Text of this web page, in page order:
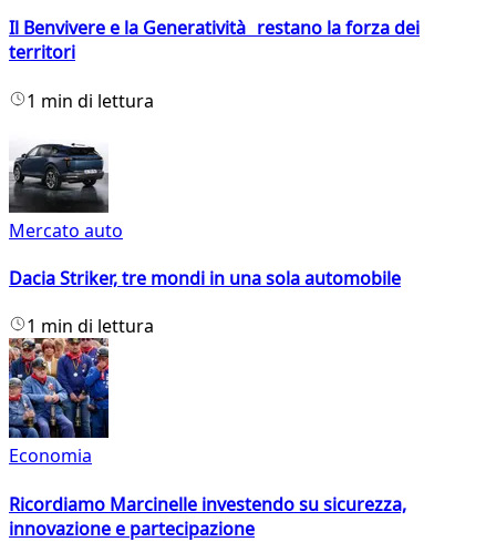
Il Benvivere e la Generatività restano la forza dei
territori
1 min di lettura
Mercato auto
Dacia Striker, tre mondi in una sola automobile
1 min di lettura
Economia
Ricordiamo Marcinelle investendo su sicurezza,
innovazione e partecipazione